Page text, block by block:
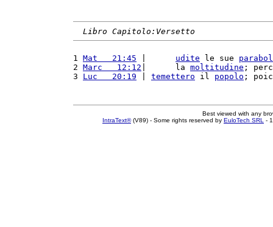
Libro Capitolo:Versetto
1 Mat   21:45 udite le sue
2 Marc   12:12 |      la moltitudine ;
3 Luc   20:19 temettero il popolo ;
Best viewed with any
IntraText®(V89) - Some rights reserved by EuloTech SRL -